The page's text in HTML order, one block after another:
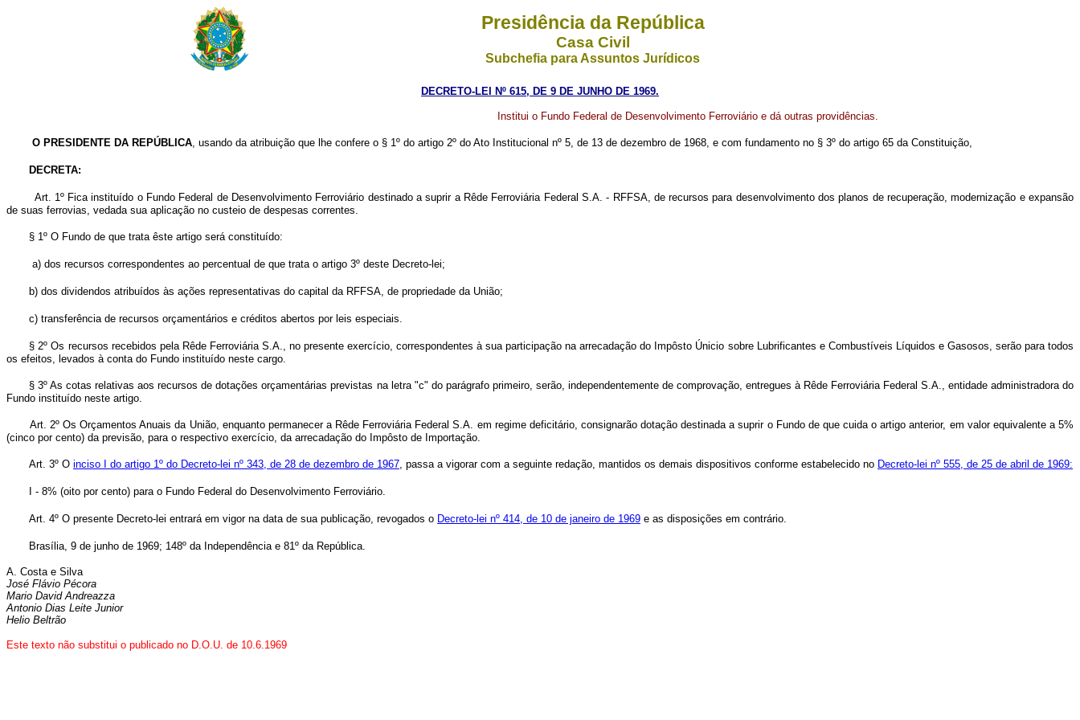
Presidência da República
Casa Civil
Subchefia para Assuntos Jurídicos
DECRETO-LEI Nº 615, DE 9 DE JUNHO DE 1969.
Institui o Fundo Federal de Desenvolvimento Ferroviário e dá outras providências.
O PRESIDENTE DA REPÚBLICA, usando da atribuição que lhe confere o § 1º do artigo 2º do Ato Institucional nº 5, de 13 de dezembro de 1968, e com fundamento no § 3º do artigo 65 da Constituição,
DECRETA:
Art. 1º Fica instituído o Fundo Federal de Desenvolvimento Ferroviário destinado a suprir a Rêde Ferroviária Federal S.A. - RFFSA, de recursos para desenvolvimento dos planos de recuperação, modernização e expansão
de suas ferrovias, vedada sua aplicação no custeio de despesas correntes.
§ 1º O Fundo de que trata êste artigo será constituído:
a) dos recursos correspondentes ao percentual de que trata o artigo 3º deste Decreto-lei;
b) dos dividendos atribuídos às ações representativas do capital da RFFSA, de propriedade da União;
c) transferência de recursos orçamentários e créditos abertos por leis especiais.
§ 2º Os recursos recebidos pela Rêde Ferroviária S.A., no presente exercício, correspondentes à sua participação na arrecadação do Impôsto Únicio sobre Lubrificantes e Combustíveis Líquidos e Gasosos, serão para todos
os efeitos, levados à conta do Fundo instituído neste cargo.
§ 3º As cotas relativas aos recursos de dotações orçamentárias previstas na letra "c" do parágrafo primeiro, serão, independentemente de comprovação, entregues à Rêde Ferroviária Federal S.A., entidade administradora do
Fundo instituído neste artigo.
Art. 2º Os Orçamentos Anuais da União, enquanto permanecer a Rêde Ferroviária Federal S.A. em regime deficitário, consignarão dotação destinada a suprir o Fundo de que cuida o artigo anterior, em valor equivalente a 5%
(cinco por cento) da previsão, para o respectivo exercício, da arrecadação do Impôsto de Importação.
Art. 3º O inciso I do artigo 1º do Decreto-lei nº 343, de 28 de dezembro de 1967, passa a vigorar com a seguinte redação, mantidos os demais dispositivos conforme estabelecido no Decreto-lei nº 555, de 25 de abril de 1969:
I - 8% (oito por cento) para o Fundo Federal do Desenvolvimento Ferroviário.
Art. 4º O presente Decreto-lei entrará em vigor na data de sua publicação, revogados o Decreto-lei nº 414, de 10 de janeiro de 1969 e as disposições em contrário.
Brasília, 9 de junho de 1969; 148º da Independência e 81º da República.
A. Costa e Silva
José Flávio Pécora
Mario David Andreazza
Antonio Dias Leite Junior
Helio Beltrão
Este texto não substitui o publicado no D.O.U. de 10.6.1969